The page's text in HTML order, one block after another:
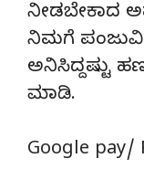
ನೀಡಬೇಕಾದ
ನಿಮಗೆ
ಅನಿಸಿದ್ದಷ್ಟು
ಮಾಡಿ.
Google pay/